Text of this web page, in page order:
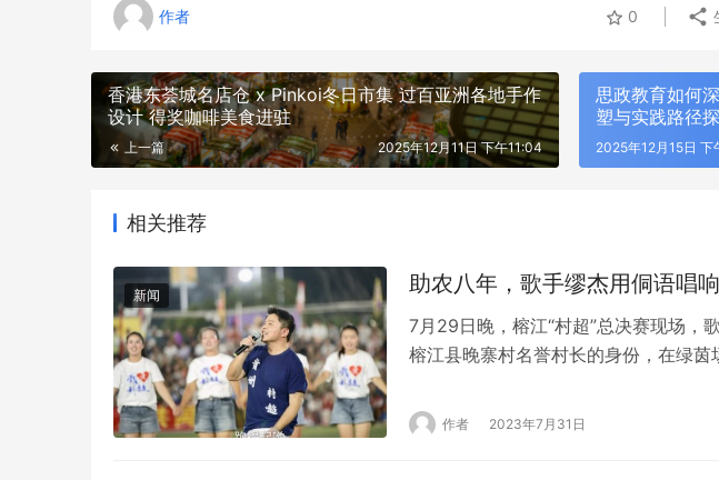
作者 0
香港东荟城名店仓 x Pinkoi冬日市集 过百亚洲各地手作
设计 得奖咖啡美食进驻
上一篇 2025年12月11日 下午11:04
思政教育如何
塑与实践路径
2025年12月15日 下
相关推荐
新闻 助农八年，歌手缪杰用侗语唱
7月29日晚，榕江“村超”总决赛现场，
榕江县晚寨村名誉村长的身份，在绿茵
为和美中国、乡村振兴呐喊助威！ 作
经坚持助农八年，从2015年开始，他
作者 2023年7月31日